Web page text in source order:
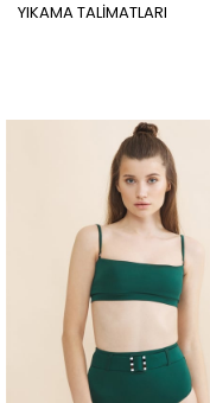
YIKAMA TALİMATLARI